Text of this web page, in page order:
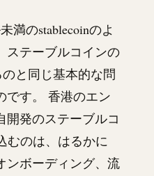
満のstablecoinのよ
ステーブルコインの
と同じ基本的な問
です。 香港のエン
開発のステーブルコ
むのは、はるかに
ンボーディング、流